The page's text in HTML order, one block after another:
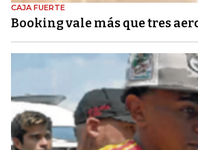
CAJA FUERTE
Booking vale más que tres